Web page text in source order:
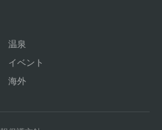
温泉
イベント
海外